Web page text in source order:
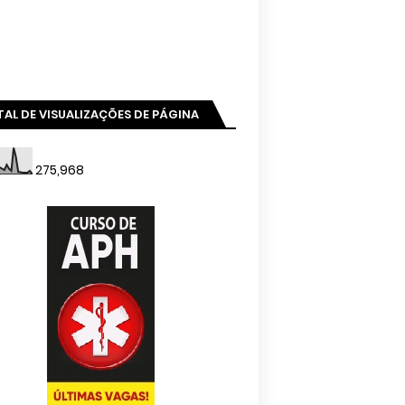
DE VISUALIZAÇÕES DE PÁGINA
275,968